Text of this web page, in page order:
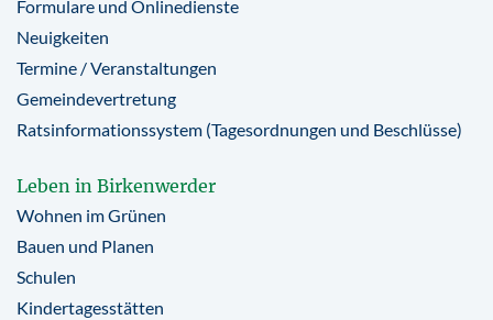
Formulare und Onlinedienste
Neuigkeiten
Termine / Veranstaltungen
Gemeindevertretung
Ratsinformationssystem (Tagesordnungen und Beschlüsse)
Leben in Birkenwerder
Wohnen im Grünen
Bauen und Planen
Schulen
Kindertagesstätten